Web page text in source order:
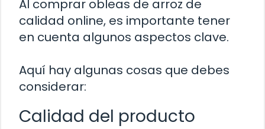
Al comprar obleas de arroz de
calidad online, es importante tener
en cuenta algunos aspectos clave.
Aquí hay algunas cosas que debes
considerar:
Calidad del producto